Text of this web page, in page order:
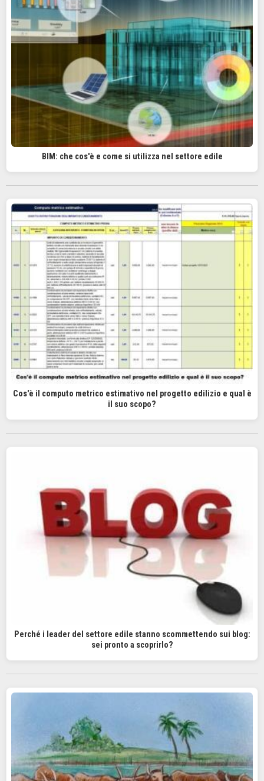
BIM: che cos'è e come si utilizza nel settore edile
Cos'è il computo metrico estimativo nel progetto edilizio e qual è
il suo scopo?
Perché i leader del settore edile stanno scommettendo sui blog:
sei pronto a scoprirlo?